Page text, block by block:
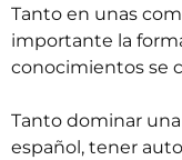
Tanto en unas
importante la
conocimientos se
Tanto dominar
español, tener